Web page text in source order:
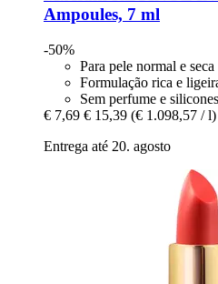
Ampoules, 7 ml
-50%
Para pele normal e seca
Formulação rica e
Sem perfume e silicones
€ 7,69 € 15,39 (€ 1.098,57 / l)
Entrega até 20. agosto